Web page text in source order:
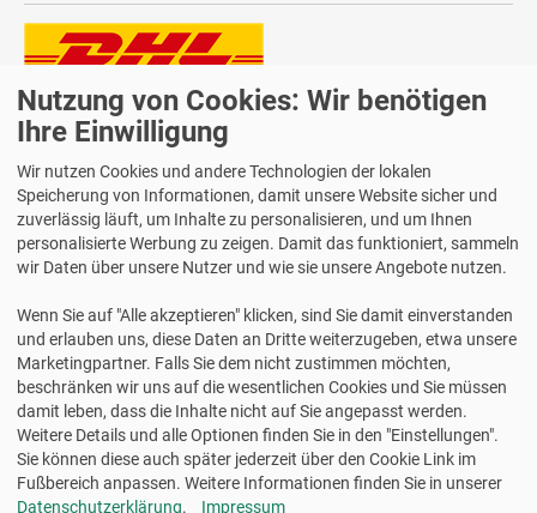
Lieferung auch an Packstationen und Postfilialen
Samstagszustellung
Bequeme Zahlung über Paypal
2 Jahre Gewährleistung
Alle Texte, Grafiken, Bilder und das Layout sind urheberrechtlich
geschützt und dürfen nicht ohne ausdrückliche, schriftliche
Erlaubnis weiterverwendet werden.
© 2026 bits&paper GmbH - Avery Zweckform Fachshop - Avery
Zweckform 1773 Arbeitszeiterfassung/Stunden-Nachweis, A4
Nutzung von Cookies: Wir benötigen
Ihre Einwilligung
Wir nutzen Cookies und andere Technologien der lokalen
Speicherung von Informationen, damit unsere Website sicher und
zuverlässig läuft, um Inhalte zu personalisieren, und um Ihnen
personalisierte Werbung zu zeigen. Damit das funktioniert, sammeln
wir Daten über unsere Nutzer und wie sie unsere Angebote nutzen.
Wenn Sie auf "Alle akzeptieren" klicken, sind Sie damit einverstanden
und erlauben uns, diese Daten an Dritte weiterzugeben, etwa unsere
Marketingpartner. Falls Sie dem nicht zustimmen möchten,
beschränken wir uns auf die wesentlichen Cookies und Sie müssen
damit leben, dass die Inhalte nicht auf Sie angepasst werden.
Weitere Details und alle Optionen finden Sie in den "Einstellungen".
Sie können diese auch später jederzeit über den Cookie Link im
Fußbereich anpassen. Weitere Informationen finden Sie in unserer
Datenschutzerklärung. Impressum